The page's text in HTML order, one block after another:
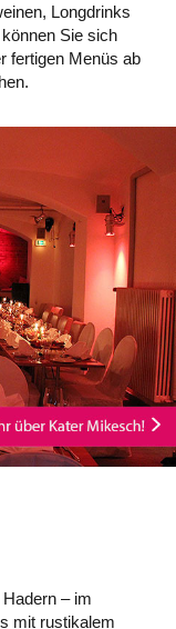
Longdrinks
Sie sich
fertigen Menüs ab
– im
mit rustikalem